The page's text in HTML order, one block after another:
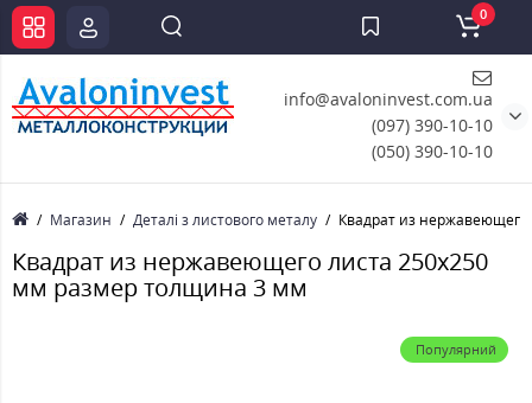
info@avaloninvest.com.ua
(097) 390-10-10
(050) 390-10-10
0
Магазин Деталі з листового металу Квадрат из
Квадрат из нержавеющего листа 250х250
мм размер толщина 3 мм
Популярний